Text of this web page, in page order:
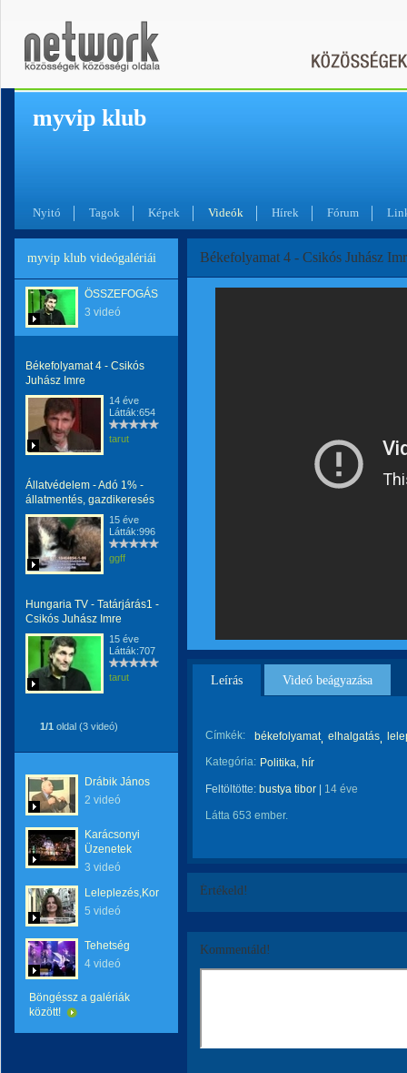
myvip klub
Nyitó Tagok Képek Videók Hírek Fórum
myvip klub videógalériái
ÖSSZEFOGÁS
3 videó
Békefolyamat 4 - Csikós
Juhász Imre
14 éve
Látták:654
tarut
Állatvédelem - Adó 1% -
állatmentés, gazdikeresés
15 éve
Látták:996
ggff
Hungaria TV - Tatárjárás1 -
Csikós Juhász Imre
15 éve
Látták:707
tarut
1/1 oldal (3 videó)
Drábik János
2 videó
Karácsonyi
Üzenetek
3 videó
Leleplezés,Korrupció!
5 videó
Tehetség
4 videó
Böngéssz a galériák
között!
Békefolyamat 4 - Csikós Juhász
Leírás Videó beágyazása
Címkék: békefolyamat elhalgatás
Kategória: Politika, hír
Feltöltötte: bustya tibor 14 éve
Látta 653 ember.
Értékeld!
Kommentáld!